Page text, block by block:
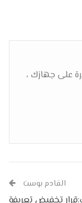
على جهازك ،
القادم بوست